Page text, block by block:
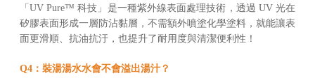
「UV Pure™ 科技」是一種紫外線表面處理技術，透過 UV 光在
矽膠表面形成一層防沾黏層，不需額外噴塗化學塗料，就能讓表
面更滑順、抗油抗汙，也提升了耐用度與清潔便利性！
Q4：裝湯湯水水會不會溢出湯汁？